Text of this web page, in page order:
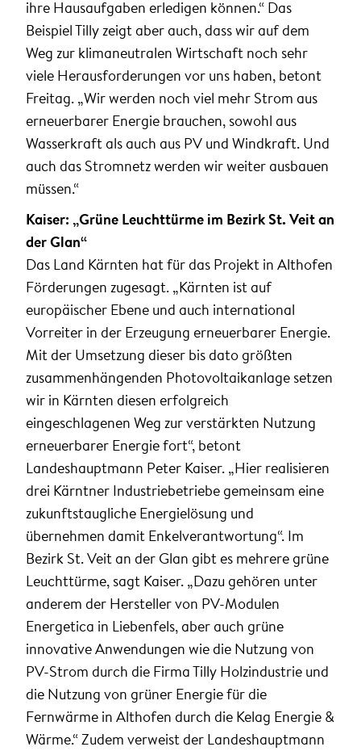
ihre Hausaufgaben erledigen können.“ Das
Beispiel Tilly zeigt aber auch, dass wir auf dem
Weg zur klimaneutralen Wirtschaft noch sehr
viele Herausforderungen vor uns haben, betont
Freitag. „Wir werden noch viel mehr Strom aus
erneuerbarer Energie brauchen, sowohl aus
Wasserkraft als auch aus PV und Windkraft. Und
auch das Stromnetz werden wir weiter ausbauen
müssen.“
Kaiser: „Grüne Leuchttürme im Bezirk St. Veit an
der Glan“
Das Land Kärnten hat für das Projekt in Althofen
Förderungen zugesagt. „Kärnten ist auf
europäischer Ebene und auch international
Vorreiter in der Erzeugung erneuerbarer Energie.
Mit der Umsetzung dieser bis dato größten
zusammenhängenden Photovoltaikanlage setzen
wir in Kärnten diesen erfolgreich
eingeschlagenen Weg zur verstärkten Nutzung
erneuerbarer Energie fort“, betont
Landeshauptmann Peter Kaiser. „Hier realisieren
drei Kärntner Industriebetriebe gemeinsam eine
zukunftstaugliche Energielösung und
übernehmen damit Enkelverantwortung“. Im
Bezirk St. Veit an der Glan gibt es mehrere grüne
Leuchttürme, sagt Kaiser. „Dazu gehören unter
anderem der Hersteller von PV-Modulen
Energetica in Liebenfels, aber auch grüne
innovative Anwendungen wie die Nutzung von
PV-Strom durch die Firma Tilly Holzindustrie und
die Nutzung von grüner Energie für die
Fernwärme in Althofen durch die Kelag Energie &
Wärme.“ Zudem verweist der Landeshauptmann